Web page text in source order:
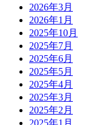
2026年3月
2026年1月
2025年10月
2025年7月
2025年6月
2025年5月
2025年4月
2025年3月
2025年2月
2025年1月